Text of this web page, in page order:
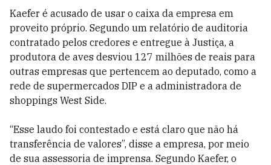
Kaefer é acusado de usar o caixa da empresa em
proveito próprio. Segundo um relatório de auditoria
contratado pelos credores e entregue à Justiça, a
produtora de aves desviou 127 milhões de reais para
outras empresas que pertencem ao deputado, como a
rede de supermercados DIP e a administradora de
shoppings West Side.
“Esse laudo foi contestado e está claro que não há
transferência de valores”, disse a empresa, por meio
de sua assessoria de imprensa. Segundo Kaefer, o